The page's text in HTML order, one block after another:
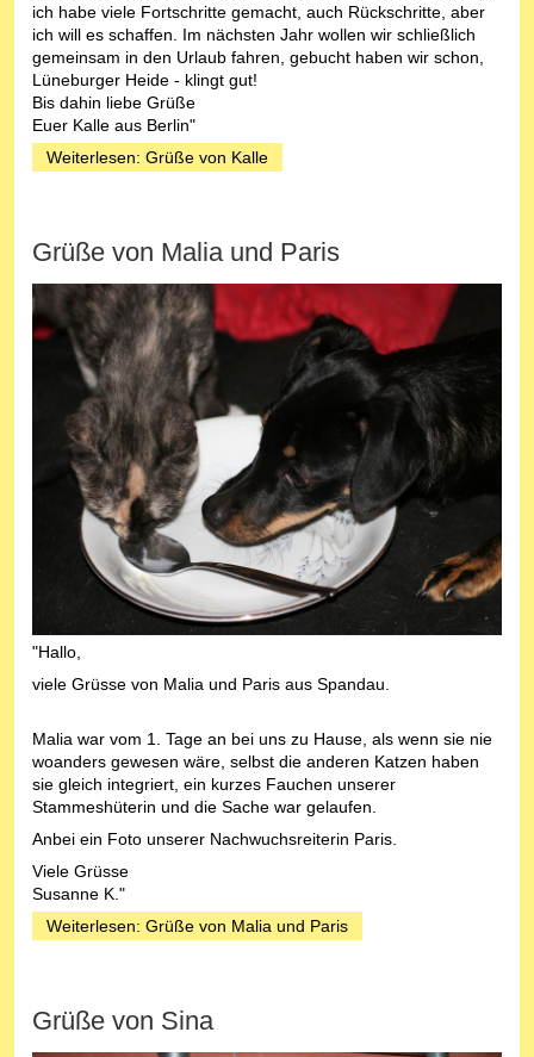
ich habe viele Fortschritte gemacht, auch Rückschritte, aber
ich will es schaffen. Im nächsten Jahr wollen wir schließlich
gemeinsam in den Urlaub fahren, gebucht haben wir schon,
Lüneburger Heide - klingt gut!
Bis dahin liebe Grüße
Euer Kalle aus Berlin"
Weiterlesen: Grüße von Kalle
Grüße von Malia und Paris
"Hallo,
viele Grüsse von Malia und Paris aus Spandau.
Malia war vom 1. Tage an bei uns zu Hause, als wenn sie nie
woanders gewesen wäre, selbst die anderen Katzen haben
sie gleich integriert, ein kurzes Fauchen unserer
Stammeshüterin und die Sache war gelaufen.
Anbei ein Foto unserer Nachwuchsreiterin Paris.
Viele Grüsse
Susanne K."
Weiterlesen: Grüße von Malia und Paris
Grüße von Sina